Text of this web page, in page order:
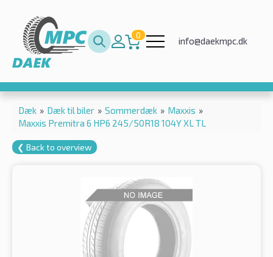
0
info@daekmpc.dk
Dæk » Dæk til biler » Sommerdæk » Maxxis »
Maxxis Premitra 6 HP6 245/50R18 104Y XL TL
❮ Back to overview